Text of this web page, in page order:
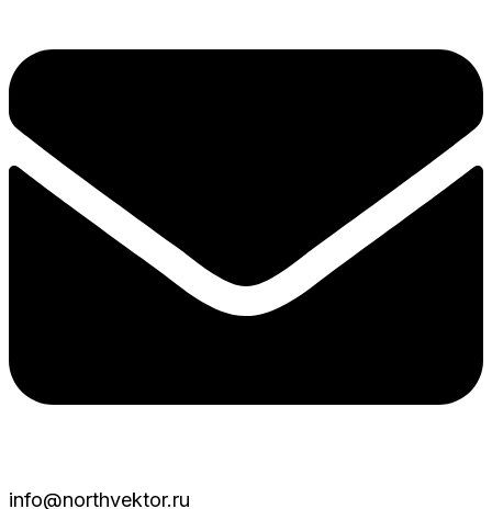
info@northvektor.ru